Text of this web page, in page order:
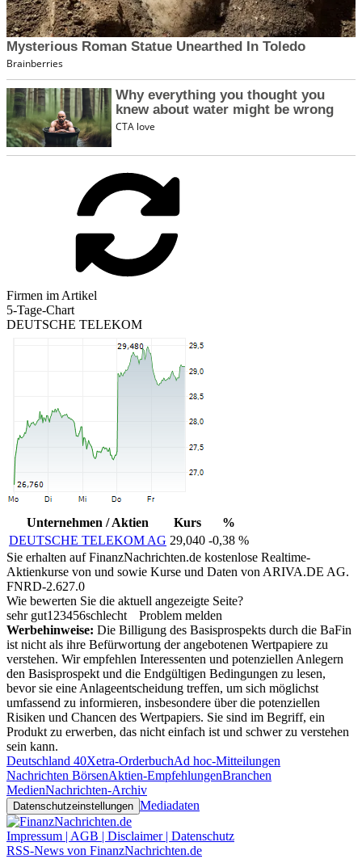
Firmen im Artikel
5-Tage-Chart
DEUTSCHE TELEKOM
Unternehmen / Aktien Kurs
%
DEUTSCHE TELEKOM AG 29,040 -0,38 %
Sie erhalten auf FinanzNachrichten.de kostenlose Realtime-
Aktienkurse von und sowie Kurse und Daten von ARIVA.DE AG.
FNRD-2.627.0
Wie bewerten Sie die aktuell angezeigte Seite?
sehr gut1 23456schlecht
Problem melden
Werbehinweise: Die Billigung des Basisprospekts durch die BaFin
ist nicht als ihre Befürwortung der angebotenen Wertpapiere zu
verstehen. Wir empfehlen Interessenten und potenziellen Anlegern
den Basisprospekt und die Endgültigen Bedingungen zu lesen,
bevor sie eine Anlageentscheidung treffen, um sich möglichst
umfassend zu informieren, insbesondere über die potenziellen
Risiken und Chancen des Wertpapiers. Sie sind im Begriff, ein
Produkt zu erwerben, das nicht einfach ist und schwer zu verstehen
sein kann.
Deutschland 40Xetra-OrderbuchAd hoc-Mitteilungen
Nachrichten BörsenAktien-EmpfehlungenBranchen
MedienNachrichten-Archiv
Datenschutzeinstellungen Mediadaten
Impressum | AGB | Disclaimer | Datenschutz
RSS-News von FinanzNachrichten.de